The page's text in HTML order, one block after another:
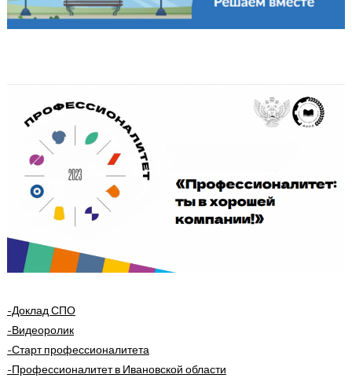
-Доклад СПО
-Видеоролик
-Старт профессионалитета
-Профессионалитет в Ивановской области